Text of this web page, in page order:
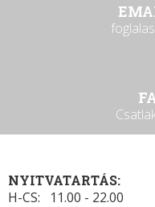
NYITVATARTÁS:
H-CS: 11.00 - 22.00